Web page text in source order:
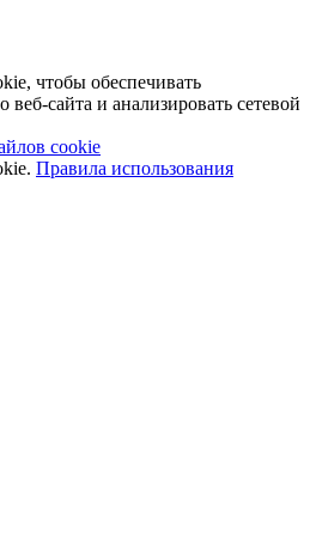
чтобы обеспечивать
сайта и анализировать сетевой
cookie
Правила использования